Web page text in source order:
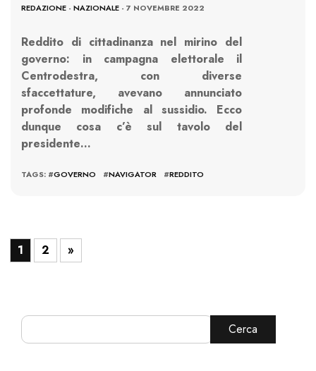
REDAZIONE - NAZIONALE - 7 NOVEMBRE 2022
Reddito di cittadinanza nel mirino del
governo: in campagna elettorale il
Centrodestra, con diverse
sfaccettature, avevano annunciato
profonde modifiche al sussidio. Ecco
dunque cosa c’è sul tavolo del
presidente…
TAGS: #GOVERNO #NAVIGATOR #REDDITO
1 2 »
Cerca